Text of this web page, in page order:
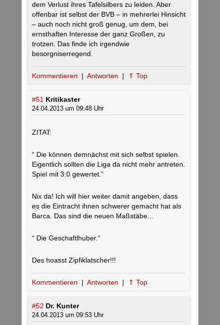
dem Verlust ihres Tafelsilbers zu leiden. Aber
offenbar ist selbst der BVB – in mehrerlei Hinsicht
– auch noch nicht groß genug, um dem, bei
ernsthaften Interesse der ganz Großen, zu
trotzen. Das finde ich irgendwie
besorgniserregend.
Kommentieren | Antworten | ⇑ Top
#51 Kritikaster
24.04.2013 um 09:48 Uhr
ZITAT:
“ Die können demnächst mit sich selbst spielen.
Eigentlich sollten die Liga da nicht mehr antreten.
Spiel mit 3:0 gewertet.“
Nix da! Ich will hier weiter damit angeben, dass
es die Eintracht ihnen schwerer gemacht hat als
Barca. Das sind die neuen Maßstäbe…
“ Die Geschaftlhuber.“
Des hoasst Zipfiklatscher!!!
Kommentieren | Antworten | ⇑ Top
#52 Dr. Kunter
24.04.2013 um 09:53 Uhr